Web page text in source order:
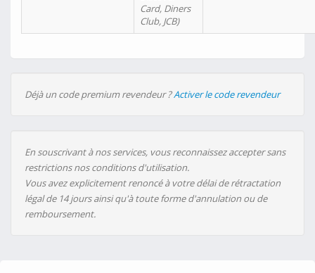
Card, Diners
Club, JCB)
Déjà un code premium revendeur ?Activer le code revendeur
En souscrivant à nos services, vous reconnaissez accepter sans
restrictions nos conditions d'utilisation.
Vous avez explicitement renoncé à votre délai de rétractation
légal de 14 jours ainsi qu'à toute forme d'annulation ou de
remboursement.